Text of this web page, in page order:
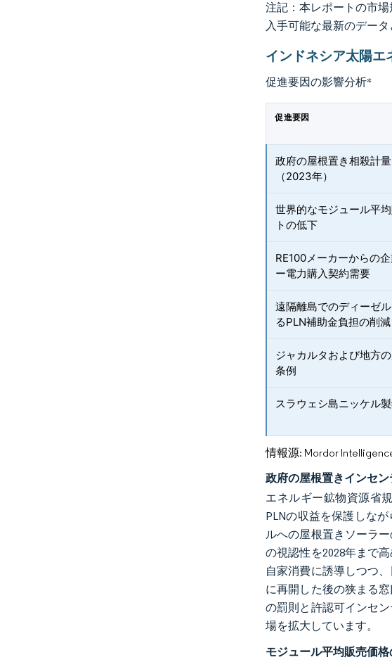
注記：本レポートの市
入手可能な最新のデー
インドネシア太陽エ
促進要因の影響分析*
促進要因
政府の屋根置き相殺計
（2023年）
世界的なモジュール平
トの低下
RE100メーカーからの
ー電力購入契約需要
遠隔離島でのディーゼ
るPLN補助金負担の削減
ジャカルタおよび地方
条例
スラウェシ島ニッケル
情報源: Mordor
政府の屋根置きインセ
エネルギー鉱物資源省
PLNの収益を保護しな
ルへの屋根置きソーラ
の視認性を2028年まで
自家消費に誘導しつつ
に再開した後の狭まる
の罰則と許認可インセ
場を拡大しています。
モジュール平均販売価